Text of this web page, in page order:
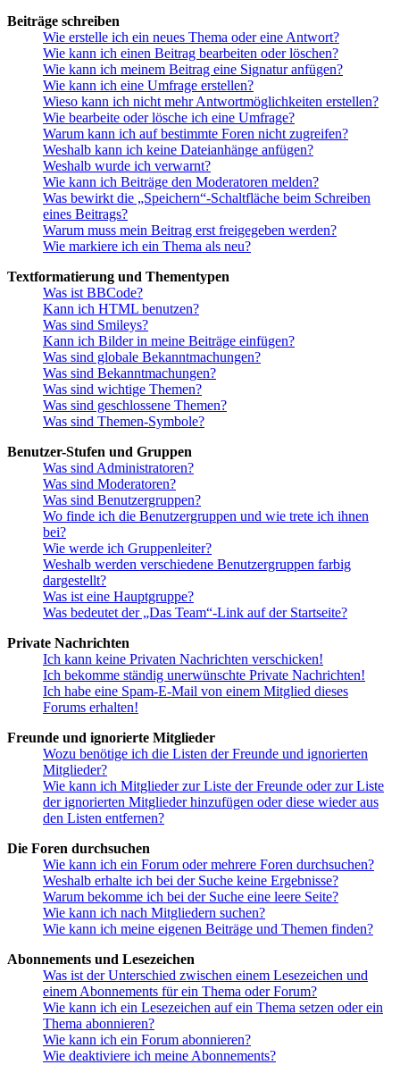
Beiträge schreiben
Wie erstelle ich ein neues Thema oder eine Antwort?
Wie kann ich einen Beitrag bearbeiten oder löschen?
Wie kann ich meinem Beitrag eine Signatur anfügen?
Wie kann ich eine Umfrage erstellen?
Wieso kann ich nicht mehr Antwortmöglichkeiten erstellen?
Wie bearbeite oder lösche ich eine Umfrage?
Warum kann ich auf bestimmte Foren nicht zugreifen?
Weshalb kann ich keine Dateianhänge anfügen?
Weshalb wurde ich verwarnt?
Wie kann ich Beiträge den Moderatoren melden?
Was bewirkt die „Speichern“-Schaltfläche beim Schreiben
eines Beitrags?
Warum muss mein Beitrag erst freigegeben werden?
Wie markiere ich ein Thema als neu?
Textformatierung und Thementypen
Was ist BBCode?
Kann ich HTML benutzen?
Was sind Smileys?
Kann ich Bilder in meine Beiträge einfügen?
Was sind globale Bekanntmachungen?
Was sind Bekanntmachungen?
Was sind wichtige Themen?
Was sind geschlossene Themen?
Was sind Themen-Symbole?
Benutzer-Stufen und Gruppen
Was sind Administratoren?
Was sind Moderatoren?
Was sind Benutzergruppen?
Wo finde ich die Benutzergruppen und wie trete ich ihnen
bei?
Wie werde ich Gruppenleiter?
Weshalb werden verschiedene Benutzergruppen farbig
dargestellt?
Was ist eine Hauptgruppe?
Was bedeutet der „Das Team“-Link auf der Startseite?
Private Nachrichten
Ich kann keine Privaten Nachrichten verschicken!
Ich bekomme ständig unerwünschte Private Nachrichten!
Ich habe eine Spam-E-Mail von einem Mitglied dieses
Forums erhalten!
Freunde und ignorierte Mitglieder
Wozu benötige ich die Listen der Freunde und ignorierten
Mitglieder?
Wie kann ich Mitglieder zur Liste der Freunde oder zur Liste
der ignorierten Mitglieder hinzufügen oder diese wieder aus
den Listen entfernen?
Die Foren durchsuchen
Wie kann ich ein Forum oder mehrere Foren durchsuchen?
Weshalb erhalte ich bei der Suche keine Ergebnisse?
Warum bekomme ich bei der Suche eine leere Seite?
Wie kann ich nach Mitgliedern suchen?
Wie kann ich meine eigenen Beiträge und Themen finden?
Abonnements und Lesezeichen
Was ist der Unterschied zwischen einem Lesezeichen und
einem Abonnements für ein Thema oder Forum?
Wie kann ich ein Lesezeichen auf ein Thema setzen oder ein
Thema abonnieren?
Wie kann ich ein Forum abonnieren?
Wie deaktiviere ich meine Abonnements?